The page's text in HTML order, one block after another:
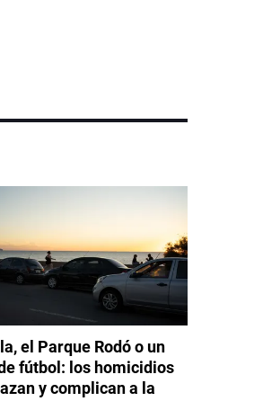
el Parque Rodó o un
fútbol: los homicidios
y complican a la